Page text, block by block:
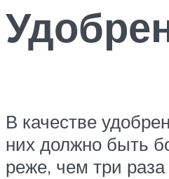
В качестве
них должно быть
реже, чем три раза